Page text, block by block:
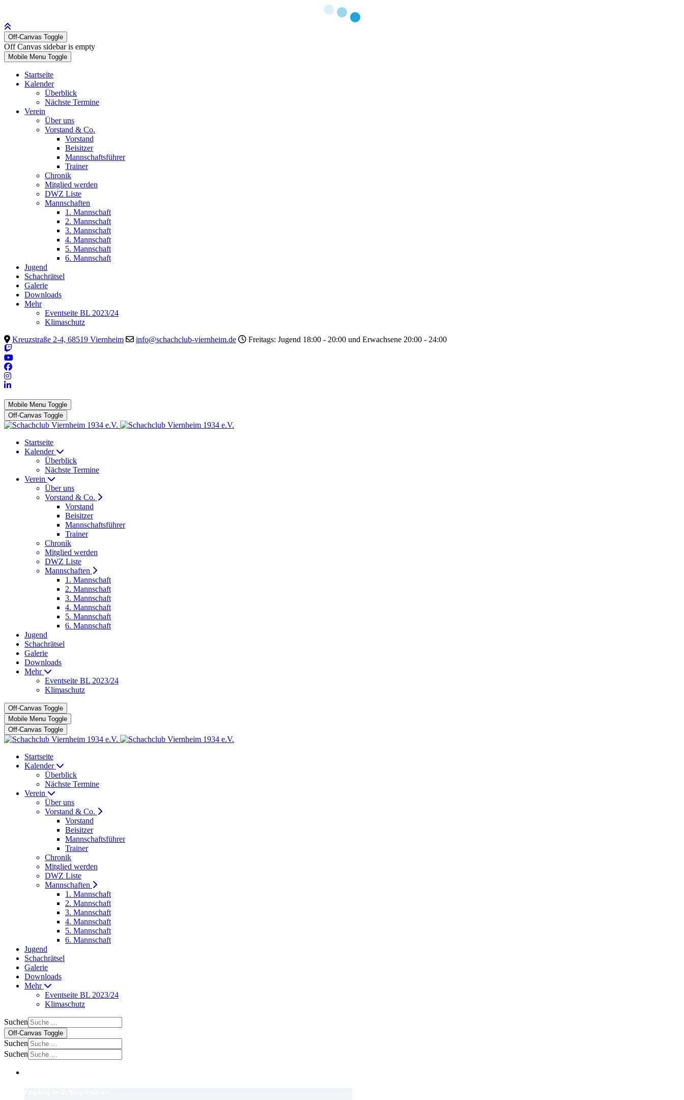
Off-Canvas Toggle
Off Canvas sidebar is empty
Mobile Menu Toggle
Startseite
Kalender
Überblick
Nächste Termine
Verein
Über uns
Vorstand & Co.
Vorstand
Beisitzer
Mannschaftsführer
Trainer
Chronik
Mitglied werden
DWZ Liste
Mannschaften
1. Mannschaft
2. Mannschaft
3. Mannschaft
4. Mannschaft
5. Mannschaft
6. Mannschaft
Jugend
Schachrätsel
Galerie
Downloads
Mehr
Eventseite BL 2023/24
Klimaschutz
Kreuzstraße 2-4, 68519 Viernheim
info@schachclub-viernheim.de Freitags: Jugend 18:00 - 20:00 und Erwachsene 20:00 - 24:00
Mobile Menu Toggle
Off-Canvas Toggle
Startseite
Kalender
Überblick
Nächste Termine
Verein
Über uns
Vorstand & Co.
Vorstand
Beisitzer
Mannschaftsführer
Trainer
Chronik
Mitglied werden
DWZ Liste
Mannschaften
1. Mannschaft
2. Mannschaft
3. Mannschaft
4. Mannschaft
5. Mannschaft
6. Mannschaft
Jugend
Schachrätsel
Galerie
Downloads
Mehr
Eventseite BL 2023/24
Klimaschutz
Off-Canvas Toggle
Mobile Menu Toggle
Off-Canvas Toggle
Startseite
Kalender
Überblick
Nächste Termine
Verein
Über uns
Vorstand & Co.
Vorstand
Beisitzer
Mannschaftsführer
Trainer
Chronik
Mitglied werden
DWZ Liste
Mannschaften
1. Mannschaft
2. Mannschaft
3. Mannschaft
4. Mannschaft
5. Mannschaft
6. Mannschaft
Jugend
Schachrätsel
Galerie
Downloads
Mehr
Eventseite BL 2023/24
Klimaschutz
Suchen
Off-Canvas Toggle
Suchen
Suchen